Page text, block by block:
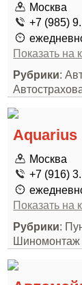
Москва
+7 (985)
Показать на
Рубрики:
Aquarius
Москва
+7 (916)
Показать на
Рубрики:
Шиномонтаж